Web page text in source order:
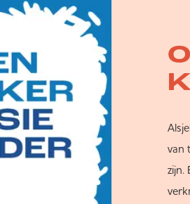
van
zijn.